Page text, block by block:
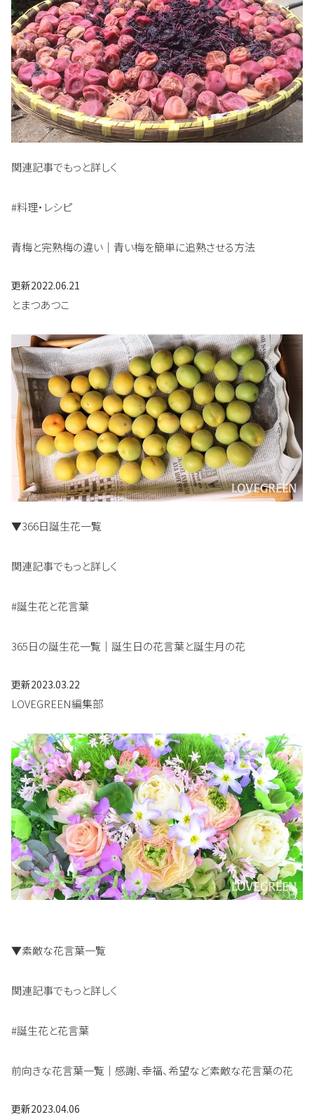
関連記事でもっと詳しく
#料理・レシピ
青梅と完熟梅の違い｜青い梅を簡単に追熟させる方法
更新2022.06.21
とまつあつこ
▼366日誕生花一覧
関連記事でもっと詳しく
#誕生花と花言葉
365日の誕生花一覧｜誕生日の花言葉と誕生月の花
更新2023.03.22
LOVEGREEN編集部
▼素敵な花言葉一覧
関連記事でもっと詳しく
#誕生花と花言葉
前向きな花言葉一覧｜感謝、幸福、希望など素敵な花言葉の花
更新2023.04.06